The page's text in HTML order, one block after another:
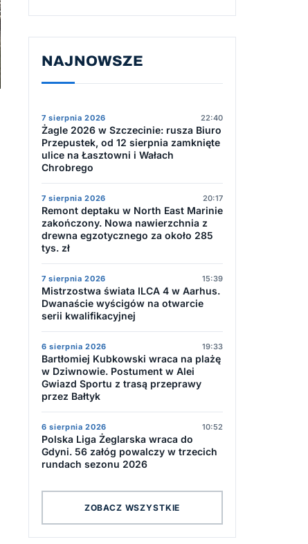
NAJNOWSZE
7 sierpnia 2026 22:40
Żagle 2026 w Szczecinie: rusza Biuro
Przepustek, od 12 sierpnia zamknięte
ulice na Łasztowni i Wałach
Chrobrego
7 sierpnia 2026 20:17
Remont deptaku w North East Marinie
zakończony. Nowa nawierzchnia z
drewna egzotycznego za około 285
tys. zł
7 sierpnia 2026 15:39
Mistrzostwa świata ILCA 4 w Aarhus.
Dwanaście wyścigów na otwarcie
serii kwalifikacyjnej
6 sierpnia 2026 19:33
Bartłomiej Kubkowski wraca na plażę
w Dziwnowie. Postument w Alei
Gwiazd Sportu z trasą przeprawy
przez Bałtyk
6 sierpnia 2026 10:52
Polska Liga Żeglarska wraca do
Gdyni. 56 załóg powalczy w trzecich
rundach sezonu 2026
ZOBACZ WSZYSTKIE